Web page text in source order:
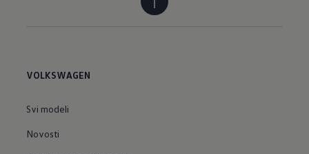
VOLKSWAGEN
Svi modeli
Novosti